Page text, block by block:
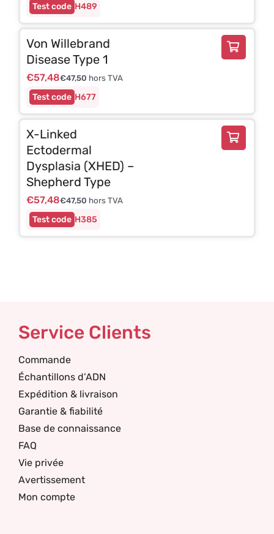
H489
H677
Von Willebrand
Disease Type 1
€57,48€47,50 hors TVA
H385
X-Linked
Ectodermal
Dysplasia (XHED) –
Shepherd Type
€57,48€47,50 hors TVA
Service Clients
Commande
Échantillons d’ADN
Expédition & livraison
Garantie & fiabilité
Base de connaissance
FAQ
Vie privée
Avertissement
Mon compte